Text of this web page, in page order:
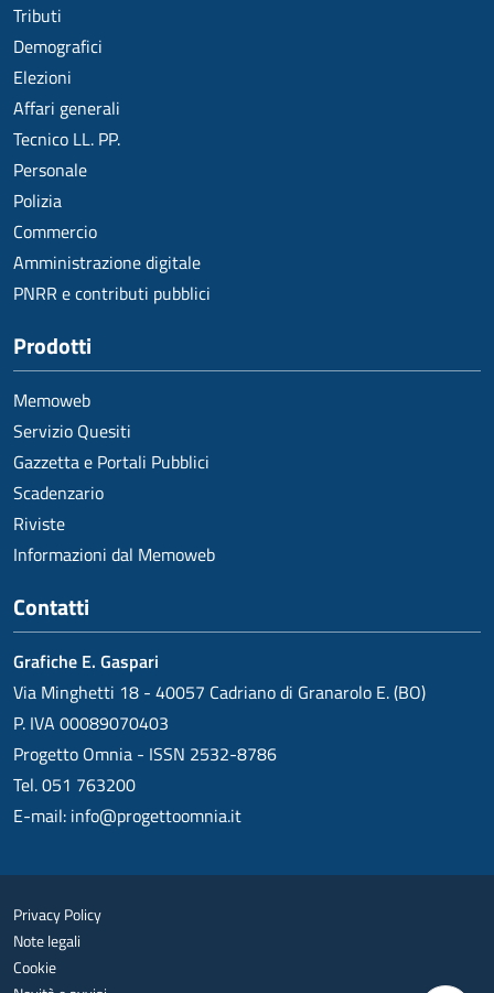
Tributi
Demografici
Elezioni
Affari generali
Tecnico LL. PP.
Personale
Polizia
Commercio
Amministrazione digitale
PNRR e contributi pubblici
Prodotti
Memoweb
Servizio Quesiti
Gazzetta e Portali Pubblici
Scadenzario
Riviste
Informazioni dal Memoweb
Contatti
Grafiche E. Gaspari
Via Minghetti 18 - 40057 Cadriano di Granarolo E. (BO)
P. IVA 00089070403
Progetto Omnia - ISSN 2532-8786
Tel. 051 763200
E-mail: info@progettoomnia.it
Privacy Policy
Note legali
Cookie